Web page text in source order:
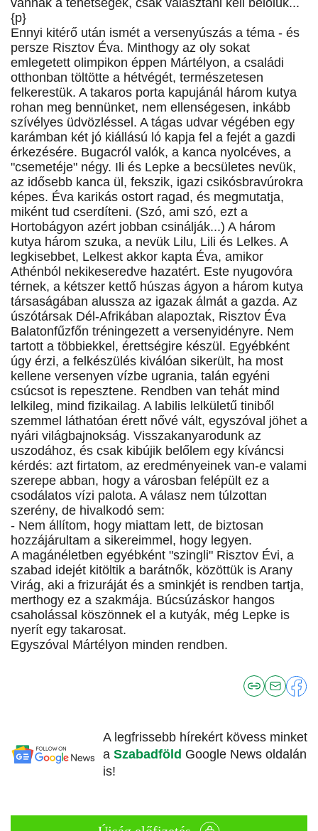
vannak a tehetségek, csak választani kell belőlük...
{p}
Ennyi kitérő után ismét a versenyúszás a téma - és
persze Risztov Éva. Minthogy az oly sokat
emlegetett olimpikon éppen Mártélyon, a családi
otthonban töltötte a hétvégét, természetesen
felkerestük. A takaros porta kapujánál három kutya
rohan meg bennünket, nem ellenségesen, inkább
szívélyes üdvözléssel. A tágas udvar végében egy
karámban két jó kiállású ló kapja fel a fejét a gazdi
érkezésére. Bugacról valók, a kanca nyolcéves, a
"csemetéje" négy. Ili és Lepke a becsületes nevük,
az idősebb kanca ül, fekszik, igazi csikósbravúrokra
képes. Éva karikás ostort ragad, és megmutatja,
miként tud cserdíteni. (Szó, ami szó, ezt a
Hortobágyon azért jobban csinálják...) A három
kutya három szuka, a nevük Lilu, Lili és Lelkes. A
legkisebbet, Lelkest akkor kapta Éva, amikor
Athénból nekikeseredve hazatért. Este nyugovóra
térnek, a kétszer kettő húszas ágyon a három kutya
társaságában alussza az igazak álmát a gazda. Az
úszótársak Dél-Afrikában alapoztak, Risztov Éva
Balatonfűzfőn tréningezett a versenyidényre. Nem
tartott a többiekkel, érettségire készül. Egyébként
úgy érzi, a felkészülés kiválóan sikerült, ha most
kellene versenyen vízbe ugrania, talán egyéni
csúcsot is repesztene. Rendben van tehát mind
lelkileg, mind fizikailag. A labilis lelkületű tiniből
szemmel láthatóan érett nővé vált, egyszóval jöhet a
nyári világbajnokság. Visszakanyarodunk az
uszodához, és csak kibújik belőlem egy kíváncsi
kérdés: azt firtatom, az eredményeinek van-e valami
szerepe abban, hogy a városban felépült ez a
csodálatos vízi palota. A válasz nem túlzottan
szerény, de hivalkodó sem:
- Nem állítom, hogy miattam lett, de biztosan
hozzájárultam a sikereimmel, hogy legyen.
A magánéletben egyébként "szingli" Risztov Évi, a
szabad idejét kitöltik a barátnők, közöttük is Arany
Virág, aki a frizuráját és a sminkjét is rendben tartja,
merthogy ez a szakmája. Búcsúzáskor hangos
csaholással köszönnek el a kutyák, még Lepke is
nyerít egy takarosat.
Egyszóval Mártélyon minden rendben.
A legfrissebb hírekért kövess minket
a Szabadföld Google News oldalán
is!